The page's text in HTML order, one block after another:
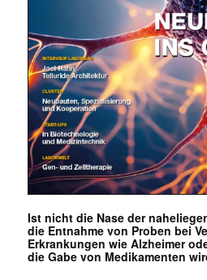
Ist nicht die Nase der
die Entnahme von Proben bei
Erkrankungen wie Alzheimer
die Gabe von Medikamenten